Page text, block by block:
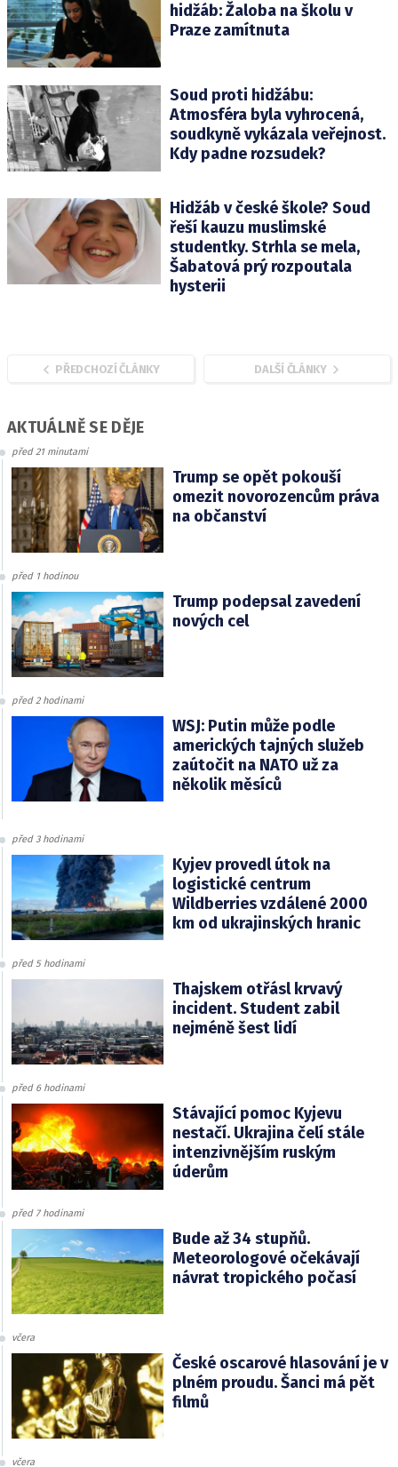
hidžáb: Žaloba na školu v
Praze zamítnuta
Soud proti hidžábu:
Atmosféra byla vyhrocená,
soudkyně vykázala veřejnost.
Kdy padne rozsudek?
Hidžáb v české škole? Soud
řeší kauzu muslimské
studentky. Strhla se mela,
Šabatová prý rozpoutala
hysterii
PŘEDCHOZÍ ČLÁNKY DALŠÍ ČLÁNKY
AKTUÁLNĚ SE DĚJE
před 21 minutami
Trump se opět pokouší
omezit novorozencům práva
na občanství
před 1 hodinou
Trump podepsal zavedení
nových cel
před 2 hodinami
WSJ: Putin může podle
amerických tajných služeb
zaútočit na NATO už za
několik měsíců
před 3 hodinami
Kyjev provedl útok na
logistické centrum
Wildberries vzdálené 2000
km od ukrajinských hranic
před 5 hodinami
Thajskem otřásl krvavý
incident. Student zabil
nejméně šest lidí
před 6 hodinami
Stávající pomoc Kyjevu
nestačí. Ukrajina čelí stále
intenzivnějším ruským
úderům
před 7 hodinami
Bude až 34 stupňů.
Meteorologové očekávají
návrat tropického počasí
včera
České oscarové hlasování je v
plném proudu. Šanci má pět
filmů
včera